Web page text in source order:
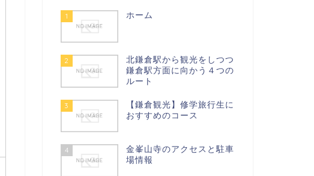
1 ホーム
2
北鎌倉駅から観光をしつつ
鎌倉駅方面に向かう４つの
ルート
3
【鎌倉観光】修学旅行生に
おすすめのコース
4
金峯山寺のアクセスと駐車
場情報